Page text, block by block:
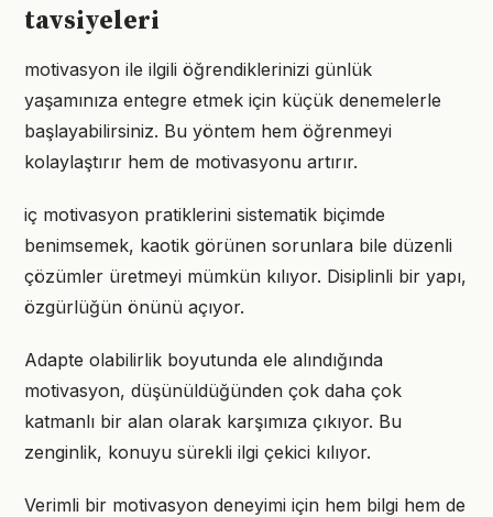
tavsiyeleri
motivasyon ile ilgili öğrendiklerinizi günlük
yaşamınıza entegre etmek için küçük denemelerle
başlayabilirsiniz. Bu yöntem hem öğrenmeyi
kolaylaştırır hem de motivasyonu artırır.
iç motivasyon pratiklerini sistematik biçimde
benimsemek, kaotik görünen sorunlara bile düzenli
çözümler üretmeyi mümkün kılıyor. Disiplinli bir yapı,
özgürlüğün önünü açıyor.
Adapte olabilirlik boyutunda ele alındığında
motivasyon, düşünüldüğünden çok daha çok
katmanlı bir alan olarak karşımıza çıkıyor. Bu
zenginlik, konuyu sürekli ilgi çekici kılıyor.
Verimli bir motivasyon deneyimi için hem bilgi hem de